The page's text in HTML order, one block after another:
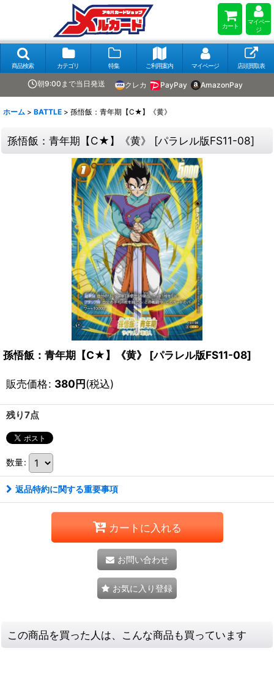
カート
マイペー
ジ
商品検索 カテゴリ 特集 ご利用案内 マイページ 店頭買取表
朝9:00まで当日発送 クレカ PayPay AmazonPay
ホーム > BATTLE > 孫悟飯：青年期【C★】《黄》
孫悟飯：青年期【C★】《黄》 [パラレル版FS11-08]
孫悟飯：青年期【C★】《黄》 [パラレル版FS11-08]
販売価格: 380円(税込)
残り7点
数量:
返品特約に関する重要事項
カートに入れる
お問い合わせ
お気に入り登録
この商品を買った人は、こんな商品も買っています